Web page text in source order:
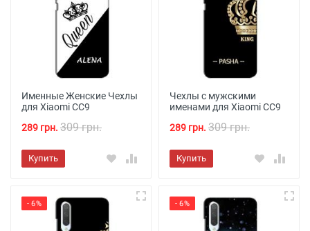
Именные Женские Чехлы
для Xiaomi CC9
289 грн. 309 грн.
Купить
Чехлы с мужскими
именами для Xiaomi CC9
289 грн. 309 грн.
Купить
- 6% - 6%